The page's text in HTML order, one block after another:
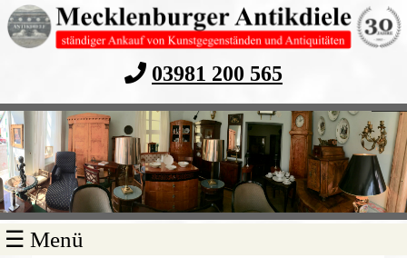
03981 200 565
☰ Menü